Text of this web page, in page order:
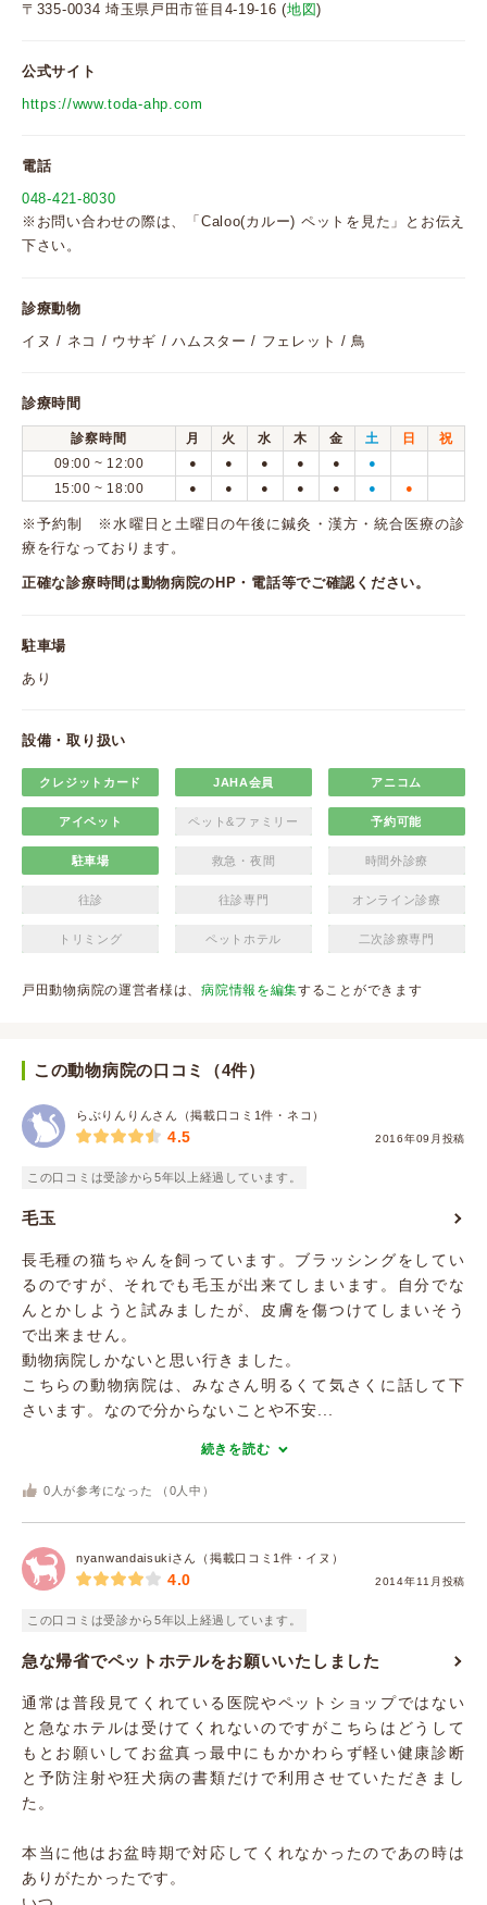
〒335-0034 埼玉県戸田市笹目4-19-16 (地図)
公式サイト
https://www.toda-ahp.com
電話
048-421-8030
※お問い合わせの際は、「Caloo(カルー) ペットを見た」とお伝え
下さい。
診療動物
イヌ / ネコ / ウサギ / ハムスター / フェレット / 鳥
診療時間
診察時間 月 火 水 木 金 土 日
祝
09:00 ~ 12:00
● ● ● ● ● ●
15:00 ~ 18:00 ● ● ● ● ● ● ●
※予約制 ※水曜日と土曜日の午後に鍼灸・漢方・統合医療の診
療を行なっております。
正確な診療時間は動物病院のHP・電話等でご確認ください。
駐車場
あり
設備・取り扱い
クレジットカード JAHA会員 アニコム
アイペット ペット&ファミリー 予約可能
駐車場 救急・夜間 時間外診療
往診 往診専門 オンライン診療
トリミング ペットホテル 二次診療専門
戸田動物病院の運営者様は、病院情報を編集することができます
この動物病院の口コミ（4件）
らぶりんりんさん（掲載口コミ1件・ネコ）
2016年09月投稿
4.5
この口コミは受診から5年以上経過しています。
毛玉
長毛種の猫ちゃんを飼っています。ブラッシングをしてい
るのですが、それでも毛玉が出来てしまいます。自分でな
んとかしようと試みましたが、皮膚を傷つけてしまいそう
で出来ません。
動物病院しかないと思い行きました。
こちらの動物病院は、みなさん明るくて気さくに話して下
さいます。なので分からないことや不安...
続きを読む
0 人が参考になった （ 0 人中）
nyanwandaisukiさん（掲載口コミ1件・イヌ）
2014年11月投稿
4.0
この口コミは受診から5年以上経過しています。
急な帰省でペットホテルをお願いいたしました
通常は普段見てくれている医院やペットショップではない
と急なホテルは受けてくれないのですがこちらはどうして
もとお願いしてお盆真っ最中にもかかわらず軽い健康診断
と予防注射や狂犬病の書類だけで利用させていただきまし
た。
本当に他はお盆時期で対応してくれなかったのであの時は
ありがたかったです。